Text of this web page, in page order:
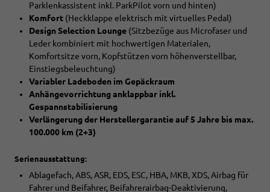
Parklenkassistent inkl. ParkPilot vorn und hinten)
Komfort (Heckklappe elektrisch mit virtuelles Pedal)
Design Selection Lounge (Sitzbezüge aus Microfaser und
Leder kombiniert mit hochwertigen Materialen,
Komfortsitze vorn, Kopfstützen vorn höhenverstellbar,
Einstiegsbeleuchtung)
Variabler Ladeboden im Gepäckraum
Anhängevorrichtung anklappbar inkl.
Gespannstabilisierung
Verlängerung der Herstellergarantie auf 5 Jahre bis max.
100.000 km (2+3)
Serienausstattung:
Ablagefach, ABS, ASR, EDS, ESC, HBA, MKB, XDS, Airbag für
Fahrer und Beifahrer, Beifahrerairbag-Deaktivierung,